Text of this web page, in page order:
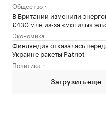
Общество
В Британии изменили
£430 млн из-за «могилы»
Экономика
Финляндия отказалась
Украине ракеты Patriot
Политика
Загрузить еще